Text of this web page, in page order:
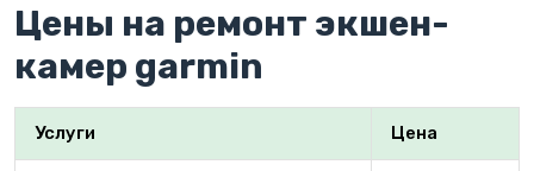
Цены на ремонт экшен-
камер garmin
Услуги Цена